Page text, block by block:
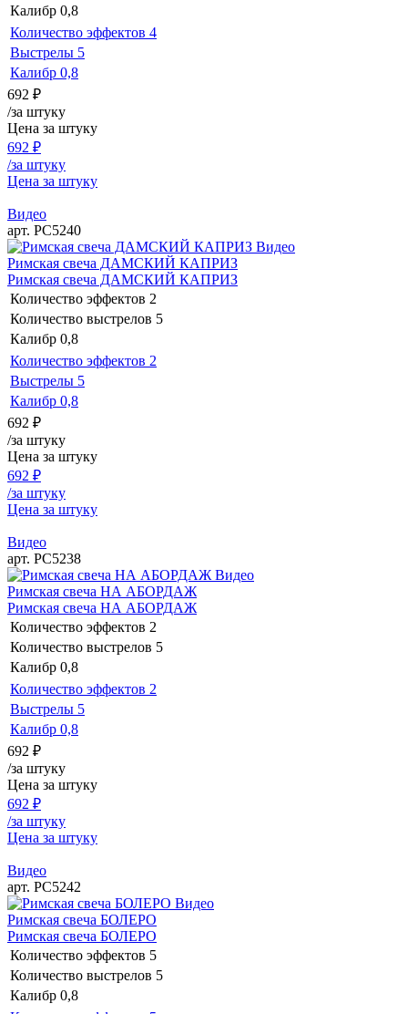
Калибр 0,8
Количество эффектов 4
Выстрелы 5
Калибр 0,8
692 ₽
/за штуку
Цена за штуку
692 ₽
/за штуку
Цена за штуку
Видео
арт. РС5240
Видео
Римская свеча ДАМСКИЙ КАПРИЗ
Римская свеча ДАМСКИЙ КАПРИЗ
Количество эффектов 2
Количество выстрелов 5
Калибр 0,8
Количество эффектов 2
Выстрелы 5
Калибр 0,8
692 ₽
/за штуку
Цена за штуку
692 ₽
/за штуку
Цена за штуку
Видео
арт. РС5238
Видео
Римская свеча НА АБОРДАЖ
Римская свеча НА АБОРДАЖ
Количество эффектов 2
Количество выстрелов 5
Калибр 0,8
Количество эффектов 2
Выстрелы 5
Калибр 0,8
692 ₽
/за штуку
Цена за штуку
692 ₽
/за штуку
Цена за штуку
Видео
арт. РС5242
Видео
Римская свеча БОЛЕРО
Римская свеча БОЛЕРО
Количество эффектов 5
Количество выстрелов 5
Калибр 0,8